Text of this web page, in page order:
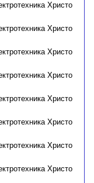
Христо
Христо
Христо
Христо
Христо
Христо
Христо
Христо